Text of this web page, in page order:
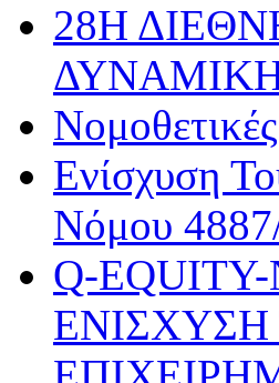
28Η
Ενίσχυση
Νόμου
Q-